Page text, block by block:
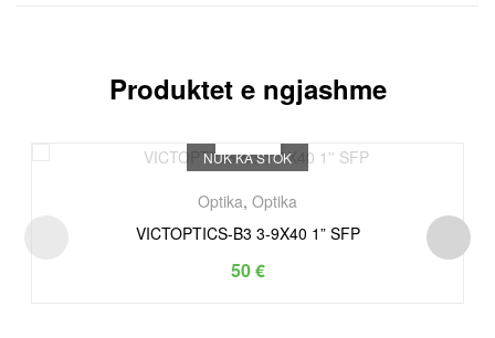
Produktet e ngjashme
NUK KA STOK
Optika, Optika
VICTOPTICS-B3 3-9X40 1” SFP
50€